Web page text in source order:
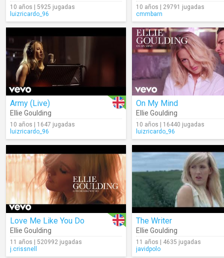
10 años | 5925 jugadas
luizricardo_96
10 años | 29791 jugadas
cmmbarn
Army (Live)
Ellie Goulding
10 años | 1647 jugadas
luizricardo_96
On My Mind
Ellie Goulding
10 años | 16440 jugadas
luizricardo_96
Love Me Like You Do
Ellie Goulding
11 años | 520992 jugadas
j.crissnell
The Writer
Ellie Goulding
11 años | 4635 jugadas
javidpolo